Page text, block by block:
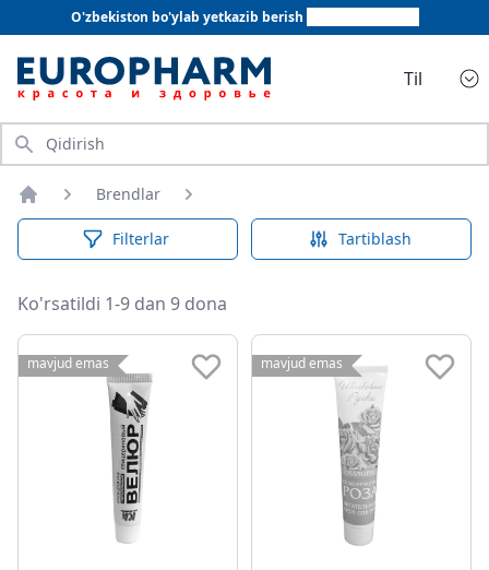
O'zbekiston bo'ylab yetkazib berish
Til
Qidirish
Bosh sahifa
Brendlar
Filterlar Tartiblash
Ko'rsatildi 1-9 dan 9 dona
mavjud emas mavjud emas